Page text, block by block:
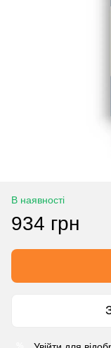
В наявності
934 грн